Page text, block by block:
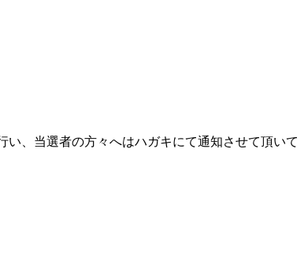
、当選者の方々へはハガキにて通知させて頂いて